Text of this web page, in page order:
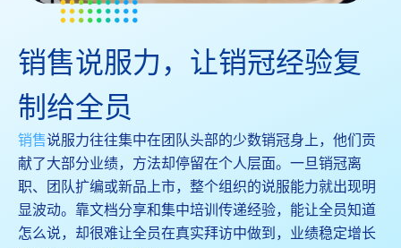
销售说服力，让销冠经验复
制给全员
销售说服力往往集中在团队头部的少数销冠身上，他们贡
献了大部分业绩，方法却停留在个人层面。一旦销冠离
职、团队扩编或新品上市，整个组织的说服能力就出现明
显波动。靠文档分享和集中培训传递经验，能让全员知道
怎么说，却很难让全员在真实拜访中做到，业绩稳定增长